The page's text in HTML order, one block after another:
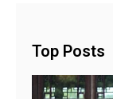
Top Posts